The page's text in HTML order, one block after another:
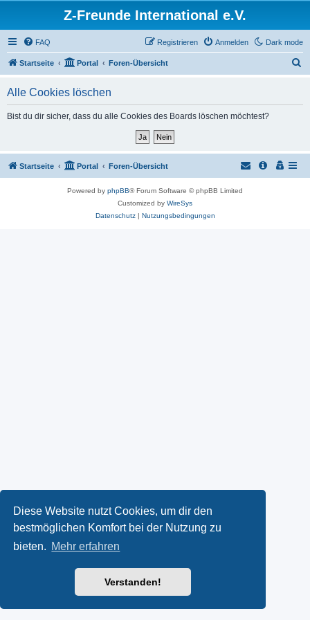
Diese Website nutzt Cookies, um dir den
bestmöglichen Komfort bei der Nutzung zu
bieten. Mehr erfahren
Verstanden!
Z-Freunde International e.V.
Dark mode
FAQ Anmelden
Registrieren
Startseite Portal Foren-Übersicht
Alle Cookies löschen
Bist du dir sicher, dass du alle Cookies des Boards löschen möchtest?
Startseite Portal Foren-Übersicht
Powered by phpBB® Forum Software © phpBB Limited
Customized by WireSys
Datenschutz| Nutzungsbedingungen